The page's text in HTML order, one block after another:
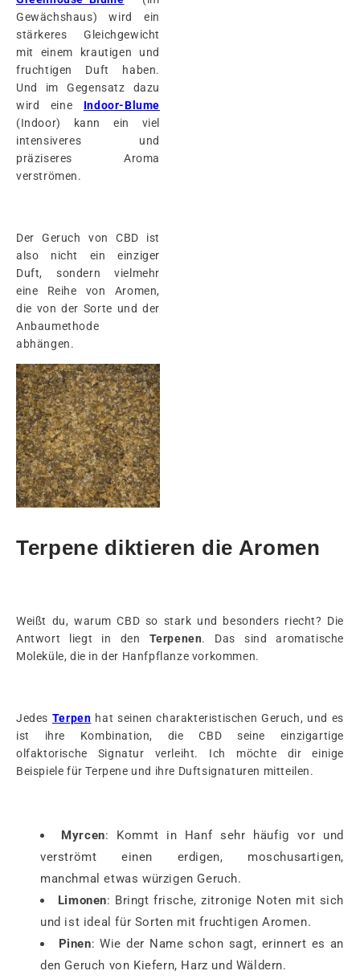
Gewächshaus) wird ein
stärkeres Gleichgewicht
mit einem krautigen und
fruchtigen Duft haben.
Und im Gegensatz dazu
wird eine Indoor-Blume
(Indoor) kann ein viel
intensiveres und
präziseres Aroma
verströmen.
Der Geruch von CBD ist
also nicht ein einziger
Duft, sondern vielmehr
eine Reihe von Aromen,
die von der Sorte und der
Anbaumethode
abhängen.
Terpene diktieren die Aromen
Weißt du, warum CBD so stark und besonders riecht? Die
Antwort liegt in den Terpenen. Das sind aromatische
Moleküle, die in der Hanfpflanze vorkommen.
Jedes Terpen hat seinen charakteristischen Geruch, und es
ist ihre Kombination, die CBD seine einzigartige
olfaktorische Signatur verleiht. Ich möchte dir einige
Beispiele für Terpene und ihre Duftsignaturen mitteilen.
Myrcen: Kommt in Hanf sehr häufig vor und
verströmt einen erdigen, moschusartigen,
manchmal etwas würzigen Geruch.
Limonen: Bringt frische, zitronige Noten mit sich
und ist ideal für Sorten mit fruchtigen Aromen.
Pinen: Wie der Name schon sagt, erinnert es an
den Geruch von Kiefern, Harz und Wäldern.